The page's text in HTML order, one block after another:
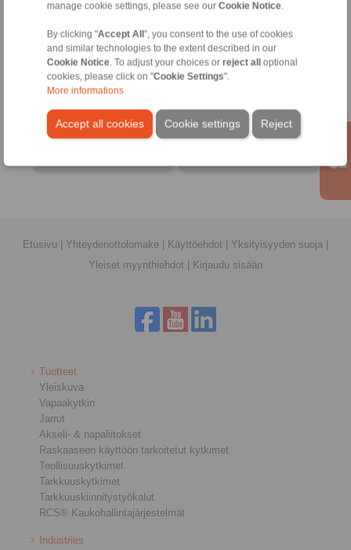
manage cookie settings, please see our Cookie Notice.
By clicking "Accept All ", you consent to the use of cookies
and similar technologies to the extent described in our
Cookie Notice. To adjust your choices or reject all
optional
cookies, please click on "Cookie Settings".
More informations
Accept all cookies Reject
Cookie settings
Tarkkuuskiinnitysholkit
Tarkuuskiristyskarat
Kiristyskytkimet
Veto/työntökaapeli
Ohjauskaapeli
Ohjausjärjestelmä
Kaasupoljinjärjestelmät
Etusivu Yhteydenottolomake Käyttöehdot Yksityisyyden suoja
Yleiset myynthiehdot
Kirjaudu sisään
Tuotteet
Yleiskuva
Vapaakytkin
Jarrut
Akseli- & napaliitokset
Raskaaseen käyttöön tarkoitetut kytkimet
Teollisuuskytkimet
Tarkkuuskytkimet
Tarkkuuskiinnitystyökalut
RCS® Kaukohallintajärjestelmät
Industries